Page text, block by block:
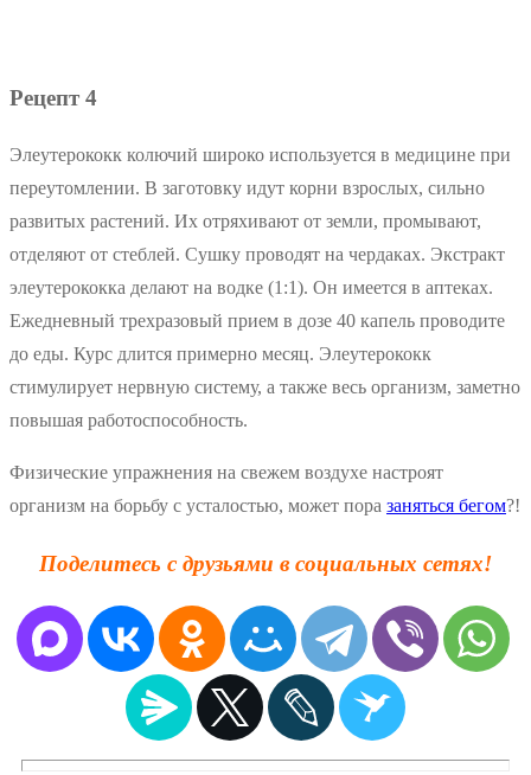
Рецепт 4
Элеутерококк колючий широко используется в медицине при
переутомлении. В заготовку идут корни взрослых, сильно
развитых растений. Их отряхивают от земли, промывают,
отделяют от стеблей. Сушку проводят на чердаках. Экстракт
элеутерококка делают на водке (1:1). Он имеется в аптеках.
Ежедневный трехразовый прием в дозе 40 капель проводите
до еды. Курс длится примерно месяц. Элеутерококк
стимулирует нервную систему, а также весь организм, заметно
повышая работоспособность.
Физические упражнения на свежем воздухе настроят
организм на борьбу с усталостью, может пора заняться бегом?!
Поделитесь с друзьями в социальных сетях!